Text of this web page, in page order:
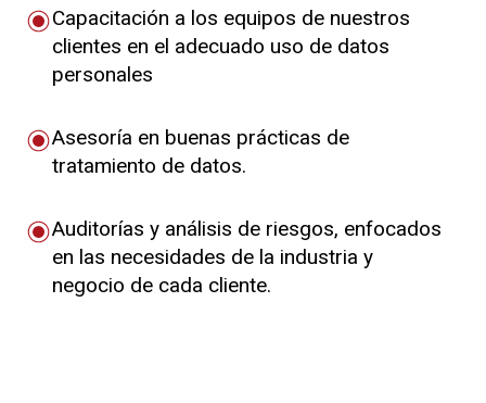
Capacitación a los equipos de nuestros
clientes en el adecuado uso de datos
personales
Asesoría en buenas prácticas de
tratamiento de datos.
Auditorías y análisis de riesgos, enfocados
en las necesidades de la industria y
negocio de cada cliente.